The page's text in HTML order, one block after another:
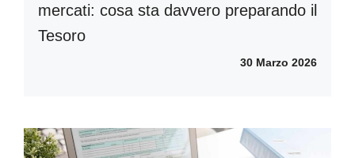
mercati: cosa sta davvero preparando il
Tesoro
30 Marzo 2026